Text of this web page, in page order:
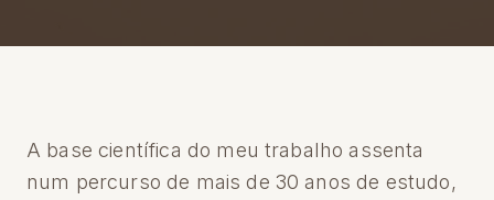
A base científica do meu trabalho assenta
num percurso de mais de 30 anos de estudo,